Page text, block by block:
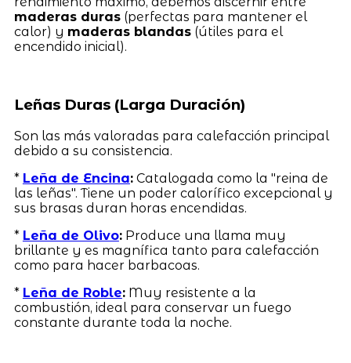
maderas duras(perfectas para mantener el
calor) y maderas blandas(útiles para el
encendido inicial).
Leñas Duras (Larga Duración)
Son las más valoradas para calefacción principal
debido a su consistencia.
* Leña de Encina:Catalogada como la "reina de
las leñas". Tiene un poder calorífico excepcional y
sus brasas duran horas encendidas.
* Leña de Olivo:Produce una llama muy
brillante y es magnífica tanto para calefacción
como para hacer barbacoas.
* Leña de Roble:Muy resistente a la
combustión, ideal para conservar un fuego
constante durante toda la noche.